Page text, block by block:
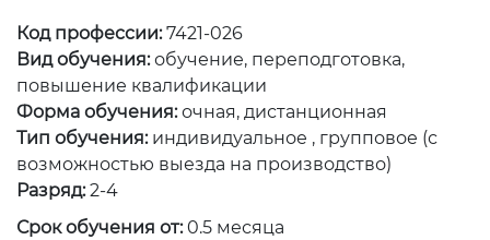
Код профессии:7421-026
Вид обучения: обучение, переподготовка,
повышение квалификации
Форма обучения: очная, дистанционная
Тип обучения: индивидуальное , групповое (с
возможностью выезда на производство)
Разряд: 2-4
Срок обучения от: 0.5 месяца